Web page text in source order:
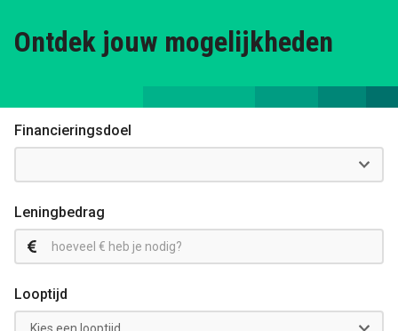
Ontdek jouw mogelijkheden
Financieringsdoel
Leningbedrag
Looptijd